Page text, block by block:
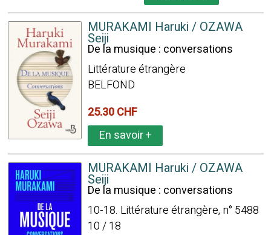
MURAKAMI Haruki / OZAWA
Seiji
De la musique : conversations
Littérature étrangère
BELFOND
25.30 CHF
En savoir+
MURAKAMI Haruki / OZAWA
Seiji
De la musique : conversations
10-18. Littérature étrangère, n° 5488
10 / 18